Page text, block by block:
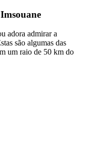
adora admirar a
são algumas das
um raio de 50 km do